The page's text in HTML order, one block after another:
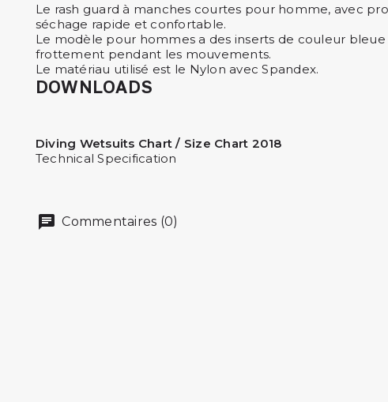
Le rash guard à manches courtes pour homme, avec
séchage rapide et confortable.
Le modèle pour hommes a des inserts de couleur
frottement pendant les mouvements.
Le matériau utilisé est le Nylon avec Spandex.
DOWNLOADS
Diving Wetsuits Chart / Size Chart 2018
Technical Specification
Commentaires (0)